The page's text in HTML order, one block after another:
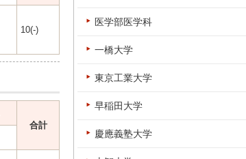
10(-)
合計
医学部医学科
一橋大学
東京工業大学
早稲田大学
慶應義塾大学